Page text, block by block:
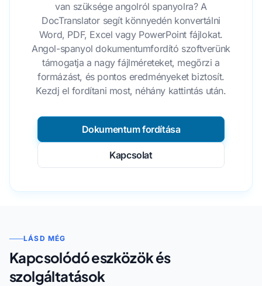
van szüksége angolról spanyolra? A
DocTranslator segít könnyedén konvertálni
Word, PDF, Excel vagy PowerPoint fájlokat.
Angol-spanyol dokumentumfordító szoftverünk
támogatja a nagy fájlméreteket, megőrzi a
formázást, és pontos eredményeket biztosít.
Kezdj el fordítani most, néhány kattintás után.
Dokumentum fordítása
Kapcsolat
LÁSD MÉG
Kapcsolódó eszközök és
szolgáltatások